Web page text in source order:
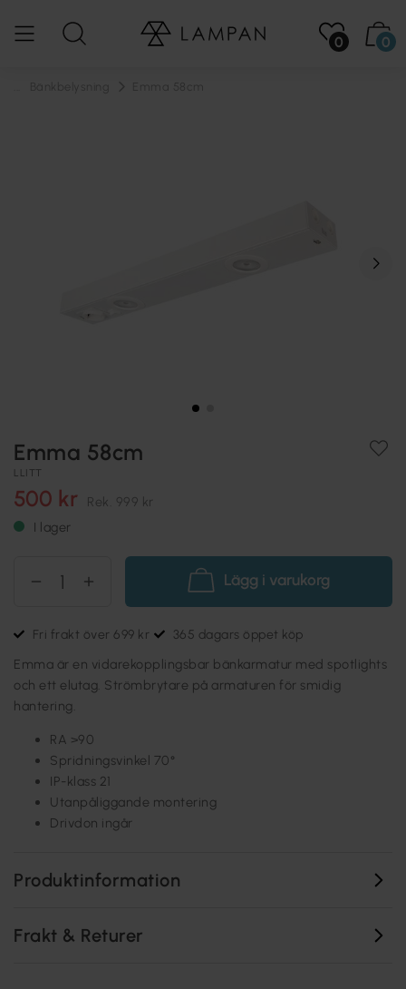
0 0
Emma 58cm
LLITT
500 kr Rek. 999 kr
I lager
Lägg i varukorg
Fri frakt över 699 kr 365 dagars öppet köp
Emma är en vidarekopplingsbar bänkarmatur med spotlights
och ett elutag. Strömbrytare på armaturen för smidig
hantering.
RA >90
Spridningsvinkel 70°
IP-klass 21
Utanpåliggande montering
Drivdon ingår
Produktinformation
Frakt & Returer